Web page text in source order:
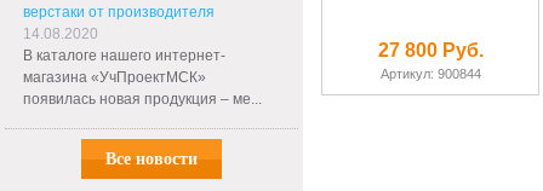
верстаки от производителя
14.08.2020
В каталоге нашего интернет-
магазина «УчПроектМСК»
появилась новая продукция – ме...
Все новости
27 800 Руб.
Артикул: 900844